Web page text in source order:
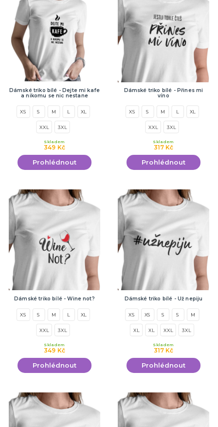
PÁRTY DEKORACE
Narozeninové oslavy
Tématické párty
Párty v barvách
Příslušenství
DALŠÍ KATEGORIE
DÁRKY A ŽERTOVNÉ PŘEDMĚTY
Originální dárky
Dámské triko bílé - Dejte mi kafe
a nikomu se nic nestane
XS S M L XL
XXL 3XL
349 Kč
Skladem
Prohlédnout
Dámské triko bílé - Přines mi
víno
XS S M L XL
XXL 3XL
317 Kč
Skladem
Prohlédnout
Dámské triko bílé - Wine not?
XS S M L XL
XXL 3XL
349 Kč
Skladem
Prohlédnout
Dámské triko bílé - Už nepiju
XS XS S S M
XL XL XXL 3XL
317 Kč
Skladem
Prohlédnout